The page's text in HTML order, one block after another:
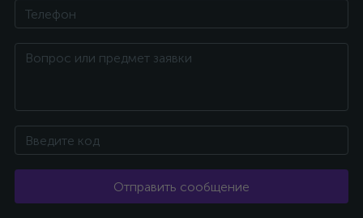
Отправить сообщение